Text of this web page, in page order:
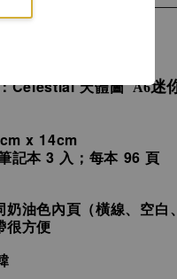
Celestial 天體圖 A6迷
x 14cm
記本 3 入；每本 96 頁
奶油色內頁（橫線、空白
很方便